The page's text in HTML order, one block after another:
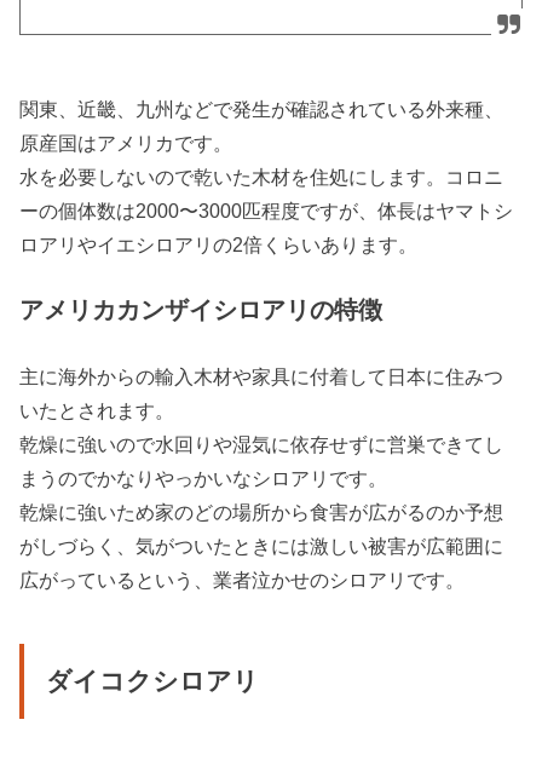
関東、近畿、九州などで発生が確認されている外来種、
原産国はアメリカです。
水を必要しないので乾いた木材を住処にします。コロニ
ーの個体数は2000〜3000匹程度ですが、体長はヤマトシ
ロアリやイエシロアリの2倍くらいあります。
アメリカカンザイシロアリの特徴
主に海外からの輸入木材や家具に付着して日本に住みつ
いたとされます。
乾燥に強いので水回りや湿気に依存せずに営巣できてし
まうのでかなりやっかいなシロアリです。
乾燥に強いため家のどの場所から食害が広がるのか予想
がしづらく、気がついたときには激しい被害が広範囲に
広がっているという、業者泣かせのシロアリです。
ダイコクシロアリ